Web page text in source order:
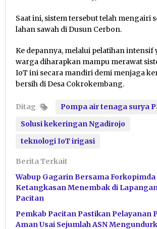
Saat ini, sistem tersebut telah mengairi
lahan sawah di Dusun Cerbon.
Ke depannya, melalui pelatihan intensif
warga diharapkan mampu merawat
IoT ini secara mandiri demi menjaga
bersih di Desa Cokrokembang.
Ditag
Pompa air tenaga surya
Solusi kekeringan Ngadirojo
teknologi IoT irigasi
Berita Terkait
Wabup Gagarin Bersama Forkopimda
Ketangkasan Menembak di
Pacitan
Pemkab Pacitan Pastikan Pelayanan
Aman Usai Sejumlah ASN